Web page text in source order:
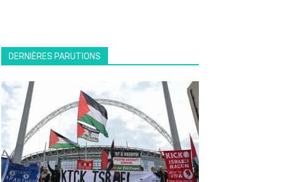
DERNIÈRES PARUTIONS